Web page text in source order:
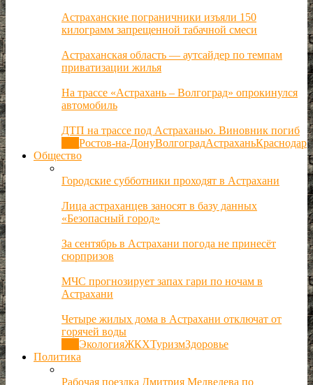
Астраханские пограничники изъяли 150
килограмм запрещенной табачной смеси
Астраханская область — аутсайдер по темпам
приватизации жилья
На трассе «Астрахань – Волгоград» опрокинулся
автомобиль
ДТП на трассе под Астраханью. Виновник погиб
Ростов-на-ДонуВолгоградАстраханьКраснодар
Общество
Городские субботники проходят в Астрахани
Лица астраханцев заносят в базу данных
«Безопасный город»
За сентябрь в Астрахани погода не принесёт
сюрпризов
МЧС прогнозирует запах гари по ночам в
Астрахани
Четыре жилых дома в Астрахани отключат от
горячей воды
ЭкологияЖКХТуризмЗдоровье
Политика
Рабочая поездка Дмитрия Медведева по